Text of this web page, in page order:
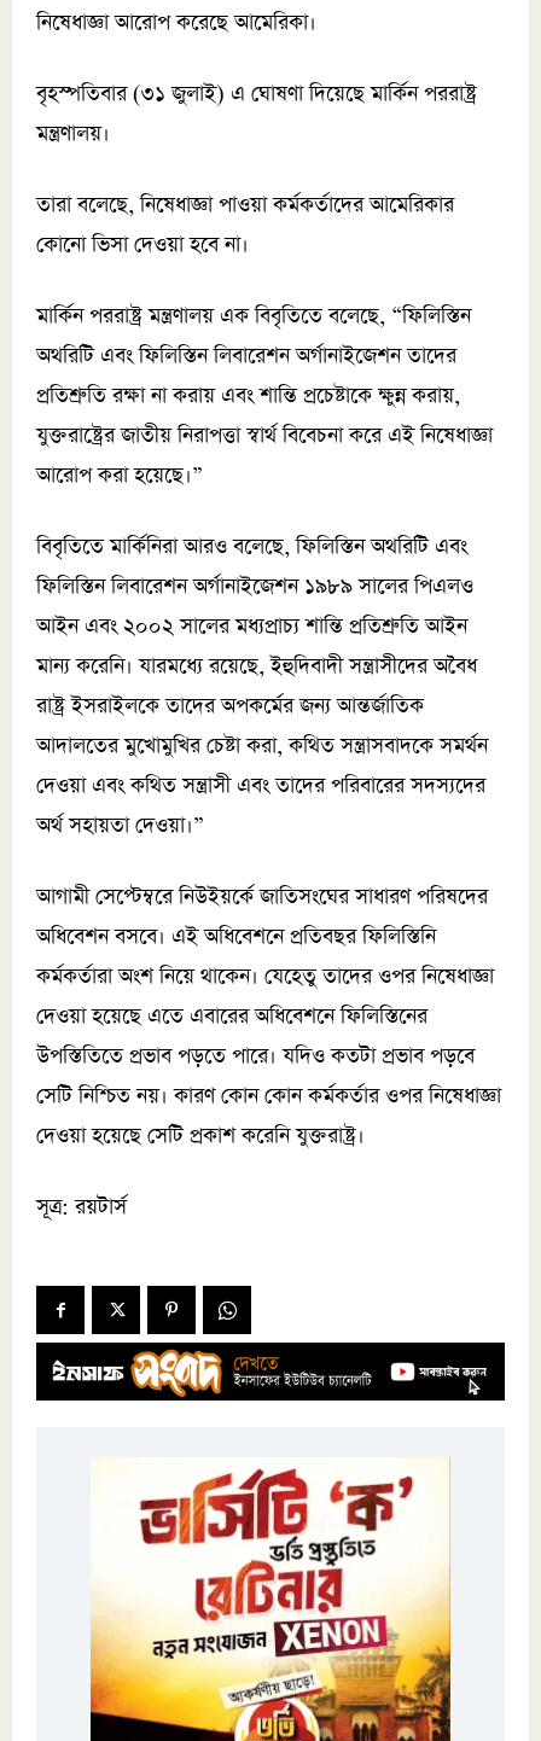
নিষেধাজ্ঞা আরোপ করেছে আমেরিকা।
বৃহস্পতিবার (৩১ জুলাই) এ ঘোষণা দিয়েছে মার্কিন পররাষ্ট্র
মন্ত্রণালয়।
তারা বলেছে, নিষেধাজ্ঞা পাওয়া কর্মকর্তাদের আমেরিকার
কোনো ভিসা দেওয়া হবে না।
মার্কিন পররাষ্ট্র মন্ত্রণালয় এক বিবৃতিতে বলেছে, “ফিলিস্তিন
অথরিটি এবং ফিলিস্তিন লিবারেশন অর্গানাইজেশন তাদের
প্রতিশ্রুতি রক্ষা না করায় এবং শান্তি প্রচেষ্টাকে ক্ষুন্ন করায়,
যুক্তরাষ্ট্রের জাতীয় নিরাপত্তা স্বার্থ বিবেচনা করে এই নিষেধাজ্ঞা
আরোপ করা হয়েছে।”
বিবৃতিতে মার্কিনিরা আরও বলেছে, ফিলিস্তিন অথরিটি এবং
ফিলিস্তিন লিবারেশন অর্গানাইজেশন ১৯৮৯ সালের পিএলও
আইন এবং ২০০২ সালের মধ্যপ্রাচ্য শান্তি প্রতিশ্রুতি আইন
মান্য করেনি। যারমধ্যে রয়েছে, ইহুদিবাদী সন্ত্রাসীদের অবৈধ
রাষ্ট্র ইসরাইলকে তাদের অপকর্মের জন্য আন্তর্জাতিক
আদালতের মুখোমুখির চেষ্টা করা, কথিত সন্ত্রাসবাদকে সমর্থন
দেওয়া এবং কথিত সন্ত্রাসী এবং তাদের পরিবারের সদস্যদের
অর্থ সহায়তা দেওয়া।”
আগামী সেপ্টেম্বরে নিউইয়র্কে জাতিসংঘের সাধারণ পরিষদের
অধিবেশন বসবে। এই অধিবেশনে প্রতিবছর ফিলিস্তিনি
কর্মকর্তারা অংশ নিয়ে থাকেন। যেহেতু তাদের ওপর নিষেধাজ্ঞা
দেওয়া হয়েছে এতে এবারের অধিবেশনে ফিলিস্তিনের
উপস্তিতিতে প্রভাব পড়তে পারে। যদিও কতটা প্রভাব পড়বে
সেটি নিশ্চিত নয়। কারণ কোন কোন কর্মকর্তার ওপর নিষেধাজ্ঞা
দেওয়া হয়েছে সেটি প্রকাশ করেনি যুক্তরাষ্ট্র।
সূত্র: রয়টার্স